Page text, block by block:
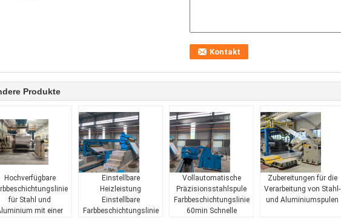
Produkte
Hochverfügbare
für Stahl und
mit einer
Einstellbare
Heizleistung
Einstellbare
Farbbeschichtungslinie
Vollautomatische
Präzisionsstahlspule
Farbbeschichtungslinie
60min Schnelle
Zubereitungen für die
Verarbeitung von Stahl-
und Aluminiumspulen